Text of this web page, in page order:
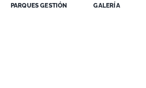
PARQUES GESTIÓN GALERÍA